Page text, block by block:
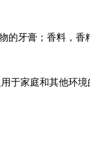
的牙膏；香料，
于家庭和其他环